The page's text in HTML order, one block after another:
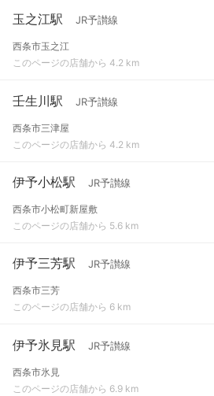
玉之江駅 JR予讃線
西条市玉之江
このページの店舗から 4.2 km
壬生川駅 JR予讃線
西条市三津屋
このページの店舗から 4.2 km
伊予小松駅 JR予讃線
西条市小松町新屋敷
このページの店舗から 5.6 km
伊予三芳駅 JR予讃線
西条市三芳
このページの店舗から 6 km
伊予氷見駅 JR予讃線
西条市氷見
このページの店舗から 6.9 km